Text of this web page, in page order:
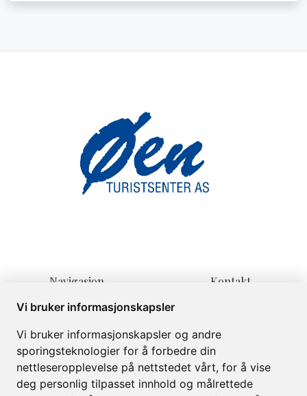
Vi bruker informasjonskapsler
Vi bruker informasjonskapsler og andre
sporingsteknologier for å forbedre din
nettleseropplevelse på nettstedet vårt, for å vise
deg personlig tilpasset innhold og målrettede
Navigasjon
Hjem
Informasjon
Om
Galleri
Kontakt
post@oenturist.no
+47 32 08 70 60